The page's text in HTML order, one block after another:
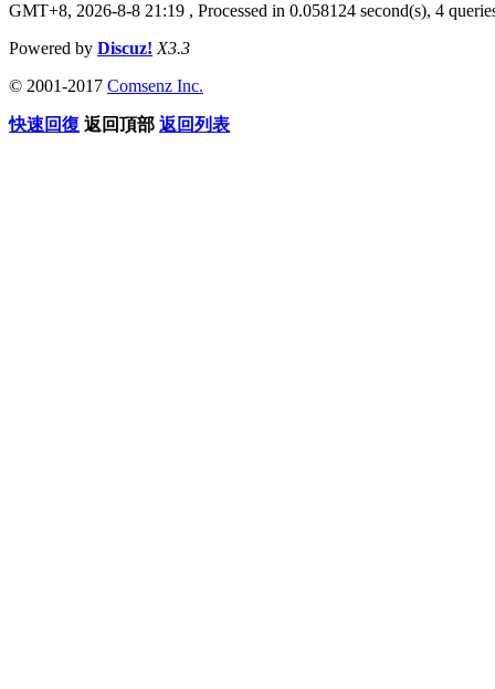
GMT+8, 2026-8-8 21:19 , Processed in 0.058124 second(s), 4
Powered by Discuz! X3.3
© 2001-2017 Comsenz Inc.
快速回復 返回頂部 返回列表